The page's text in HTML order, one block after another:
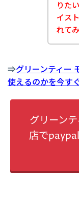
りた
イス
れて
⇒グリーンティー
使えるのかを今す
グリーン
店で